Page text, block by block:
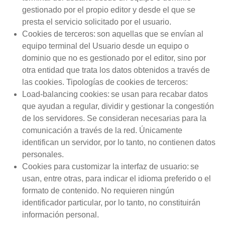
gestionado por el propio editor y desde el que se
presta el servicio solicitado por el usuario.
Cookies de terceros: son aquellas que se envían al
equipo terminal del Usuario desde un equipo o
dominio que no es gestionado por el editor, sino por
otra entidad que trata los datos obtenidos a través de
las cookies. Tipologías de cookies de terceros:
Load-balancing cookies: se usan para recabar datos
que ayudan a regular, dividir y gestionar la congestión
de los servidores. Se consideran necesarias para la
comunicación a través de la red. Únicamente
identifican un servidor, por lo tanto, no contienen datos
personales.
Cookies para customizar la interfaz de usuario: se
usan, entre otras, para indicar el idioma preferido o el
formato de contenido. No requieren ningún
identificador particular, por lo tanto, no constituirán
información personal.